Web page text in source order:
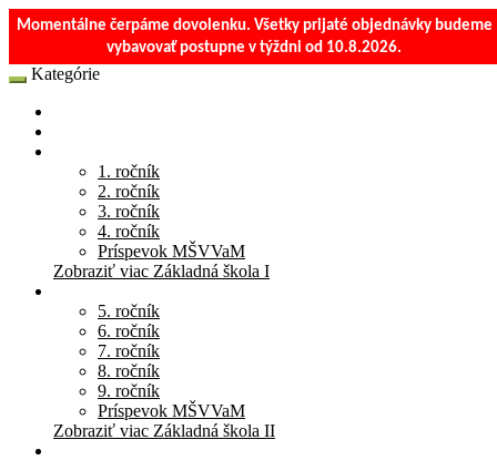
Momentálne čerpáme dovolenku. Všetky prijaté objednávky budeme
vybavovať postupne v týždni od 10.8.2026.
Kategórie
1. ročník
2. ročník
3. ročník
4. ročník
Príspevok MŠVVaM
Zobraziť viac Základná škola I
5. ročník
6. ročník
7. ročník
8. ročník
9. ročník
Príspevok MŠVVaM
Zobraziť viac Základná škola II